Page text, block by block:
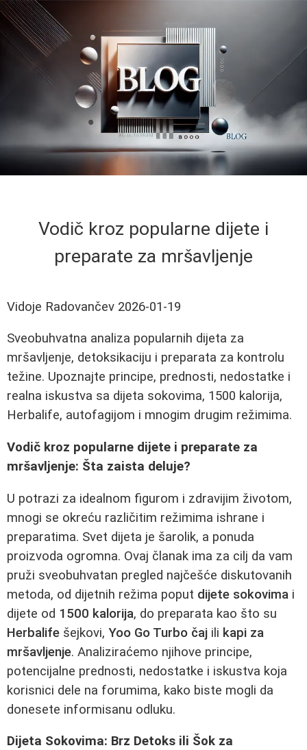
Vodič kroz popularne dijete i
preparate za mršavljenje
Vidoje Radovančev 2026-01-19
Sveobuhvatna analiza popularnih dijeta za
mršavljenje, detoksikaciju i preparata za kontrolu
težine. Upoznajte principe, prednosti, nedostatke i
realna iskustva sa dijeta sokovima, 1500 kalorija,
Herbalife, autofagijom i mnogim drugim režimima.
Vodič kroz popularne dijete i preparate za
mršavljenje: Šta zaista deluje?
U potrazi za idealnom figurom i zdravijim životom,
mnogi se okreću različitim režimima ishrane i
preparatima. Svet dijeta je šarolik, a ponuda
proizvoda ogromna. Ovaj članak ima za cilj da vam
pruži sveobuhvatan pregled najčešće diskutovanih
metoda, od dijetnih režima poput dijete sokovima i
dijete od 1500 kalorija, do preparata kao što su
Herbalife šejkovi, Yoo Go Turbo čaj ili kapi za
mršavljenje. Analiziraćemo njihove principe,
potencijalne prednosti, nedostatke i iskustva koja
korisnici dele na forumima, kako biste mogli da
donesete informisanu odluku.
Dijeta Sokovima: Brz Detoks ili Šok za